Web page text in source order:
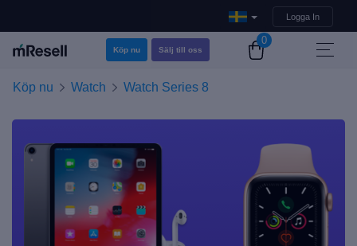
Logga In
Köp nu Sälj till oss
0
Köp nu Watch Watch Series 8